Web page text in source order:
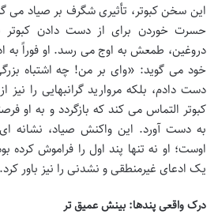
این سخن کبوتر، تأثیری شگرف بر صیاد می
حسرت خوردن برای از دست دادن کبوتر
دروغین، طمعش به اوج می رسد. او فوراً به
خود می گوید: «وای بر من! چه اشتباه بزرگی
دست دادم، بلکه مروارید گرانبهایی را نیز
کبوتر التماس می کند که بازگردد و به او
به دست آورد. این واکنش صیاد، نشانه
اوست؛ او نه تنها پند اول را فراموش کرده
یک ادعای غیرمنطقی و نشدنی را نیز باور کرد.
درک واقعی پندها: بینش عمیق تر